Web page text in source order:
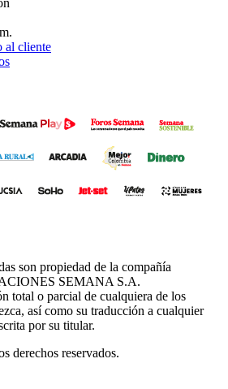
al cliente
son propiedad de la compañía
SEMANA S.A.
total o parcial de cualquiera de los
así como su traducción a cualquier
por su titular.
derechos reservados.